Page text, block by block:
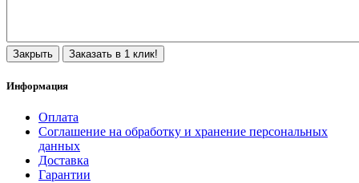
Закрыть Заказать в 1 клик!
Информация
Оплата
Соглашение на обработку и хранение персональных
данных
Доставка
Гарантии